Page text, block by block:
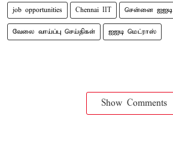
job opportunities Chennai IIT சென்னை ஐஐடி
வேலை வாய்ப்பு செய்திகள் ஐஐடி மெட்ராஸ்
Show Comments